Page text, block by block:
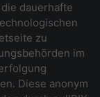
dauerhafte
zu
im
Diese anonym